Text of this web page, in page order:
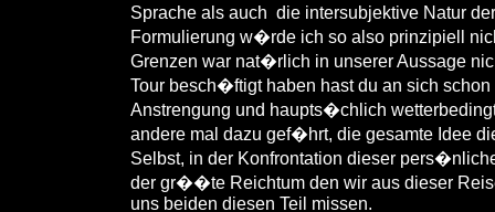
Sprache als auch die intersubjektive Natur
Formulierung w�rde ich so also prinzipiell
Grenzen war nat�rlich in unserer Aussage
Tour besch�ftigt haben hast du an sich
Anstrengung und haupts�chlich
andere mal dazu gef�hrt, die gesamte Idee
Selbst, in der Konfrontation dieser
der gr��te Reichtum den wir aus dieser
uns beiden diesen Teil missen.